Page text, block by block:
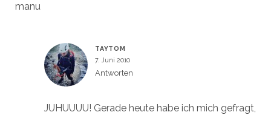
manu
TAYTOM
7. Juni 2010
Antworten
JUHUUUU! Gerade heute habe ich mich gefragt,